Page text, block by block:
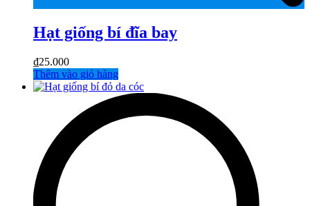
Hạt giống bí đĩa bay
₫25.000
Thêm vào giỏ hàng